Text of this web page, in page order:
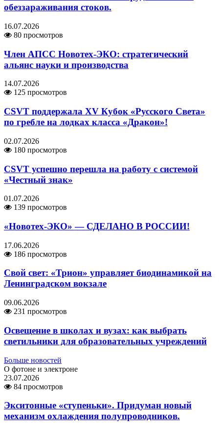
обеззараживания стоков.
16.07.2026
80 просмотров
Член АПСС Новотех-ЭКО: стратегический
альянс науки и производства
14.07.2026
125 просмотров
CSVT поддержала XV Кубок «Русского Света»
по гребле на лодках класса «Дракон»!
02.07.2026
180 просмотров
CSVT успешно перешла на работу с системой
«Честный знак»
01.07.2026
139 просмотров
«Новотех-ЭКО» — СДЕЛАНО В РОССИИ!
17.06.2026
186 просмотров
Свой свет: «Трион» управляет биодинамикой на
Ленинградском вокзале
09.06.2026
231 просмотров
Освещение в школах и вузах: как выбрать
светильники для образовательных учреждений
Больше новостей
О фотоне и электроне
23.07.2026
84 просмотров
Экситонные «ступеньки». Придуман новый
механизм охлаждения полупроводников.